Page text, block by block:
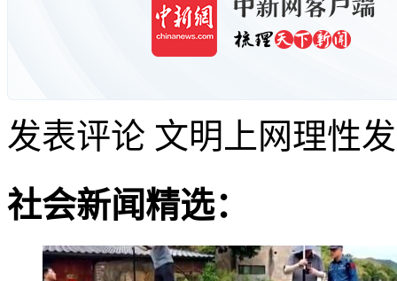
发表评论 文明上网理性
社会新闻精选：